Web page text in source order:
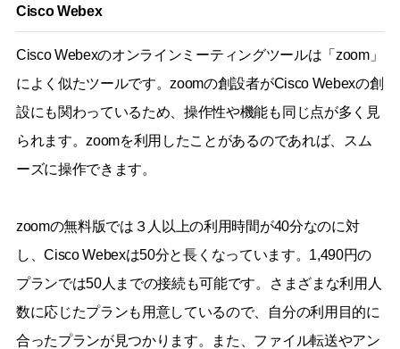
Cisco Webex
Cisco Webexのオンラインミーティングツールは「zoom」
によく似たツールです。zoomの創設者がCisco Webexの創
設にも関わっているため、操作性や機能も同じ点が多く見
られます。zoomを利用したことがあるのであれば、スム
ーズに操作できます。
zoomの無料版では３人以上の利用時間が40分なのに対
し、Cisco Webexは50分と長くなっています。1,490円の
プランでは50人までの接続も可能です。さまざまな利用人
数に応じたプランも用意しているので、自分の利用目的に
合ったプランが見つかります。また、ファイル転送やアン